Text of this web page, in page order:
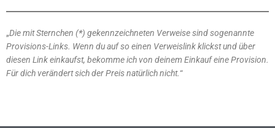
„Die mit Sternchen (*) gekennzeichneten Verweise sind sogenannte
Provisions-Links. Wenn du auf so einen Verweislink klickst und über
diesen Link einkaufst, bekomme ich von deinem Einkauf eine Provision.
Für dich verändert sich der Preis natürlich nicht.“